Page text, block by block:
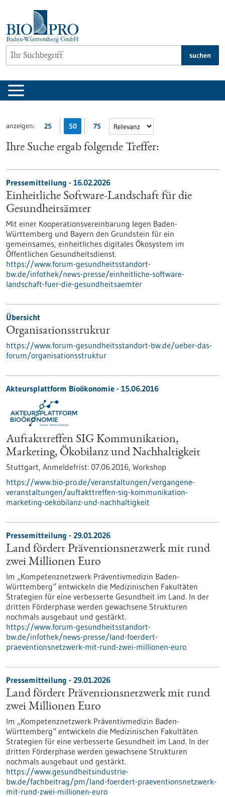
springen
suchen
anzeigen: 25 50 75
Ihre Suche ergab folgende Treffer:
Pressemitteilung - 16.02.2026
Einheitliche Software-Landschaft für die
Gesundheitsämter
Mit einer Kooperationsvereinbarung legen Baden-
Württemberg und Bayern den Grundstein für ein
gemeinsames, einheitliches digitales Ökosystem im
Öffentlichen Gesundheitsdienst.
https://www.forum-gesundheitsstandort-
bw.de/infothek/news-presse/einheitliche-software-
landschaft-fuer-die-gesundheitsaemter
Übersicht
Organisationsstruktur
https://www.forum-gesundheitsstandort-bw.de/ueber-das-
forum/organisationsstruktur
Akteursplattform Bioökonomie - 15.06.2016
Auftakttreffen SIG Kommunikation,
Marketing, Ökobilanz und Nachhaltigkeit
Stuttgart, Anmeldefrist: 07.06.2016, Workshop
https://www.bio-pro.de/veranstaltungen/vergangene-
veranstaltungen/auftakttreffen-sig-kommunikation-
marketing-oekobilanz-und-nachhaltigkeit
Pressemitteilung - 29.01.2026
Land fördert Präventionsnetzwerk mit rund
zwei Millionen Euro
Im „Kompetenznetzwerk Präventivmedizin Baden-
Württemberg“ entwickeln die Medizinischen Fakultäten
Strategien für eine verbesserte Gesundheit im Land. In der
dritten Förderphase werden gewachsene Strukturen
nochmals ausgebaut und gestärkt.
https://www.forum-gesundheitsstandort-
bw.de/infothek/news-presse/land-foerdert-
praeventionsnetzwerk-mit-rund-zwei-millionen-euro
Pressemitteilung - 29.01.2026
Land fördert Präventionsnetzwerk mit rund
zwei Millionen Euro
Im „Kompetenznetzwerk Präventivmedizin Baden-
Württemberg“ entwickeln die Medizinischen Fakultäten
Strategien für eine verbesserte Gesundheit im Land. In der
dritten Förderphase werden gewachsene Strukturen
nochmals ausgebaut und gestärkt.
https://www.gesundheitsindustrie-
bw.de/fachbeitrag/pm/land-foerdert-praeventionsnetzwerk-
mit-rund-zwei-millionen-euro